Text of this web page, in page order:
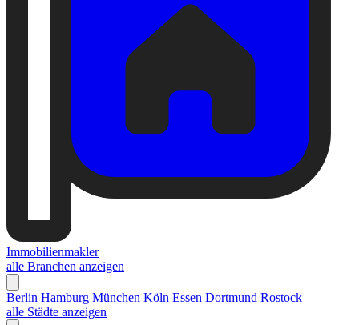
Immobilienmakler
alle Branchen anzeigen
Berlin Hamburg München Köln Essen Dortmund Rostock
alle Städte anzeigen